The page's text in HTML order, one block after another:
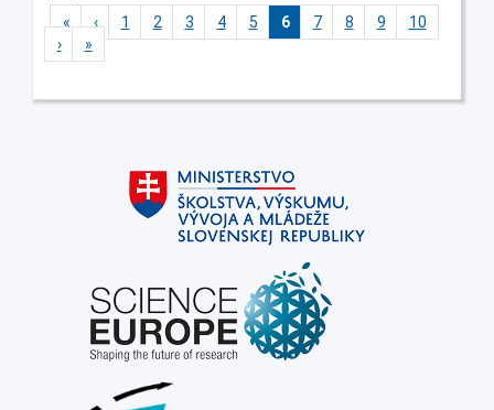
«
‹ 1 2 3 4 5 6 7 8 9
10
›
»